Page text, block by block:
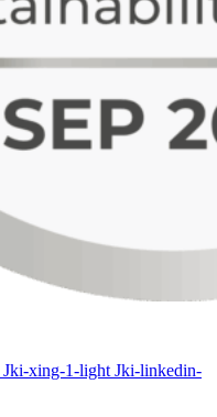
Jki-xing-1-light Jki-linkedin-